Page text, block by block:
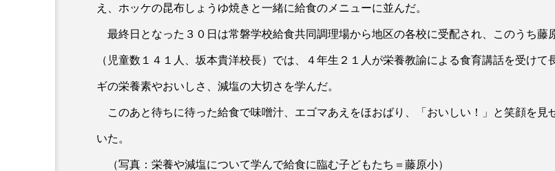
え、ホッケの昆布しょうゆ焼きと一緒に給食のメニューに並んだ。
最終日となった３０日は常磐学校給食共同調理場から地区の各校に受配され、このうち藤
（児童数１４１人、坂本貴洋校長）では、４年生２１人が栄養教諭による食育講話を受けて
ギの栄養素やおいしさ、減塩の大切さを学んだ。
このあと待ちに待った給食で味噌汁、エゴマあえをほおばり、「おいしい！」と笑顔を見
いた。
（写真：栄養や減塩について学んで給食に臨む子どもたち＝藤原小）